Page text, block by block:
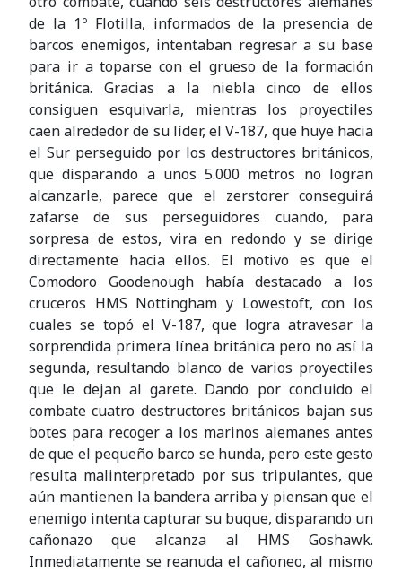
de la 1º Flotilla, informados de la presencia de
barcos enemigos, intentaban regresar a su base
para ir a toparse con el grueso de la formación
británica. Gracias a la niebla cinco de ellos
consiguen esquivarla, mientras los proyectiles
caen alrededor de su líder, el V-187, que huye hacia
el Sur perseguido por los destructores británicos,
que disparando a unos 5.000 metros no logran
alcanzarle, parece que el zerstorer conseguirá
zafarse de sus perseguidores cuando, para
sorpresa de estos, vira en redondo y se dirige
directamente hacia ellos. El motivo es que el
Comodoro Goodenough había destacado a los
cruceros HMS Nottingham y Lowestoft, con los
cuales se topó el V-187, que logra atravesar la
sorprendida primera línea británica pero no así la
segunda, resultando blanco de varios proyectiles
que le dejan al garete. Dando por concluido el
combate cuatro destructores británicos bajan sus
botes para recoger a los marinos alemanes antes
de que el pequeño barco se hunda, pero este gesto
resulta malinterpretado por sus tripulantes, que
aún mantienen la bandera arriba y piensan que el
enemigo intenta capturar su buque, disparando un
cañonazo que alcanza al HMS Goshawk.
Inmediatamente se reanuda el cañoneo, al mismo